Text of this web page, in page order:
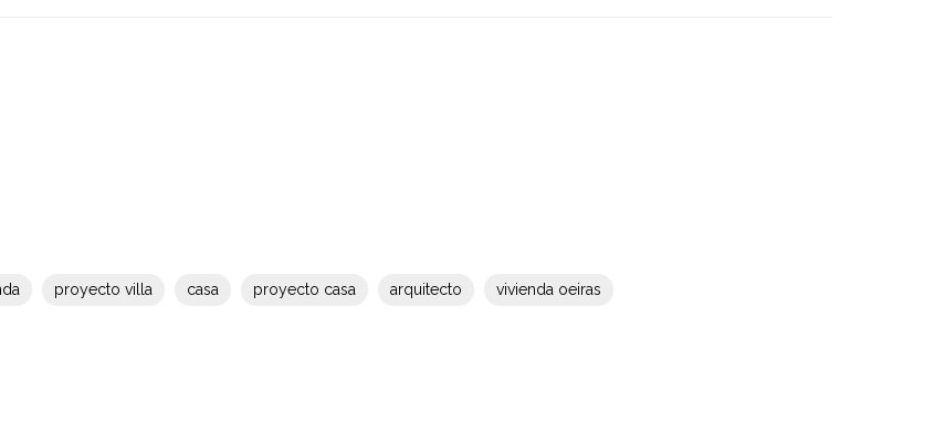
proyecto villa casa proyecto casa arquitecto vivienda oeiras